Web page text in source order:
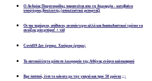
Ο Ανδρέας Παχατουρίδης παραιτείται απο τη δημαρχία - κατεβαίνει
υποψήφιος βουλευτής (αποκλειστικό ρεπορτάζ)
Οι πιο περίεργοι, απίθανοι, αναπάντεχοι αλλά και διασκεδαστικοί τρόποι να
ανοίξεις μία μπύρα! + vid
Covid19 Δεν έχουμε. Χιούμορ έχουμε;
Το αυτοκόλλητο μέσα σε λεωφορείο της Αθήνας ενόψει καλοκαιριού
Βρε παππού, έτσι το κάνατε με την γιαγιά και πριν 50 χρόνια ;;;